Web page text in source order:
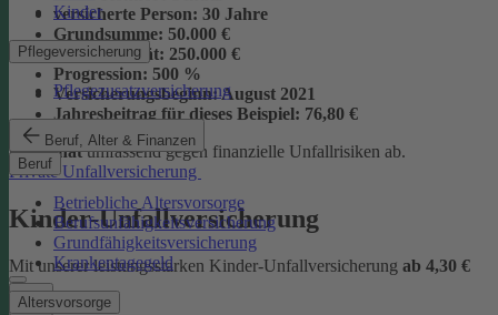
Kinder
Pflegeversicherung
Pflegezusatzversicherung
Beruf, Alter & Finanzen
Beruf
Betriebliche Altersvorsorge
Berufsunfähigkeitsversicherung
Grundfähigkeitsversicherung
Krankentagegeld
Altersvorsorge
versicherte Person: 30 Jahre
Grundsumme: 50.000 €
Vollinvalidität: 250.000 €
Progression: 500 %
Versicherungsbeginn:August 2021
Jahresbeitrag für dieses Beispiel: 76,80 €
im Monatumfassend gegen finanzielle Unfallrisiken ab.
Private Unfallversicherung
Kinder-Unfallversicherung
Mit unserer leistungsstarken Kinder-Unfallversicherung ab 4,30 €